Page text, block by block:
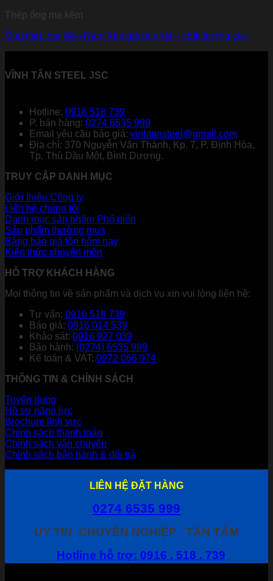
Thép ống mạ kẽm
Ống thép mạ kẽm Nam Kim giá rẻ nhất – chất lượng cao
VĨNH TÂN STEEL JSC
Hotline: 0916 518 739
P. bán hàng: 0274 6535 999
Email yêu cầu báo giá: vinhtansteel@gmail.com
Địa chỉ: 370 Nguyễn Văn Thành, Kp. 7, P. Định Hòa,
Tp. Thủ Dầu Một, Bình Dương.
TRUY CẬP DANH MỤC
Giới thiệu Công ty
Liên hệ chúng tôi
Danh mục sản phẩm
Sản phẩm thường mua
Bảng báo giá tôn hôm nay
Kiến thức chuyên môn
HỖ TRỢ KHÁCH HÀNG
Mọi thông tin về sản phẩm và dịch vụ xin vui lòng liên hệ:
Tư vấn: 0916 518 739
Báo giá: 0916 014 539
Khảo sát: 0916 927 039
Bảo hành: (0274) 6535 999
Kế toán & VAT: 0972 066 974
THÔNG TIN & CHÍNH SÁCH
Tuyển dụng
Hồ sơ năng lực
Brochure lĩnh vực
Chính sách thanh toán
Chính sách vận chuyển
Chính sách bảo hành & đổi trả
LIÊN HỆ ĐẶT HÀNG
0274 6535 999
UY TÍN CHUYÊN NGHIỆP
TẬN TÂM
Hotline hỗ trợ: 0916 . 518 . 739